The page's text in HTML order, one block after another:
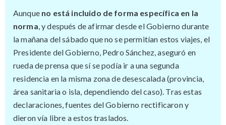
Aunque no está incluido de forma específica en la
norma , y después de afirmar desde el Gobierno durante
la mañana del sábado que no se permitían estos viajes, el
Presidente del Gobierno, Pedro Sánchez, aseguró en
rueda de prensa que sí se podía ir a una segunda
residencia en la misma zona de desescalada (provincia,
área sanitaria o isla, dependiendo del caso). Tras estas
declaraciones, fuentes del Gobierno rectificaron y
dieron vía libre a estos traslados.